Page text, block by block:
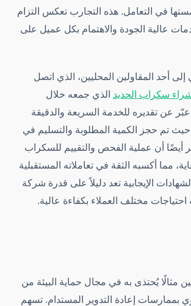
في التعامل. هذه التجارب تعكس التزام
عالية الجودة والاهتمام بكل عميل على
أحد المقاولين المحليين، الذي اتصل
سكراب الحديد الذي جمعه خلال
عن تقديره للخدمة السريعة والدقيقة
حيث تم حجز الكمية المطلوبة والتسليم في
أيضًا أن عملية الفحص والتقييم للسكراب
مما أكسبه الثقة في تعاملاته المستقبلية
الإيجابية تعد دليلاً على قدرة شركة
احتياجات مختلف العملاء بكفاءة عالية.
مثالًا يُحتذى به في مجال حماية البيئة من
بممارسات إعادة التدوير المستدام. تسهم